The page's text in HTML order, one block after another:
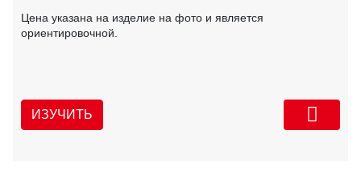
Цена указана на изделие на фото и является
ориентировочной.
ИЗУЧИТЬ